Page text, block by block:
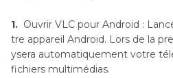
1. Ouvrir VLC pour Android :
tre appareil Android. Lors de la
ysera automatiquement votre
fichiers multimédias.